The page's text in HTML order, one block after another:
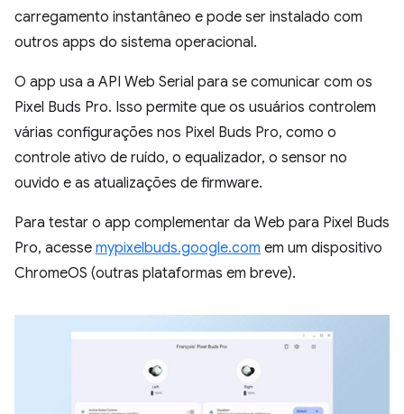
carregamento instantâneo e pode ser instalado com
outros apps do sistema operacional.
O app usa a API Web Serial para se comunicar com os
Pixel Buds Pro. Isso permite que os usuários controlem
várias configurações nos Pixel Buds Pro, como o
controle ativo de ruído, o equalizador, o sensor no
ouvido e as atualizações de firmware.
Para testar o app complementar da Web para Pixel Buds
Pro, acesse mypixelbuds.google.com em um dispositivo
ChromeOS (outras plataformas em breve).